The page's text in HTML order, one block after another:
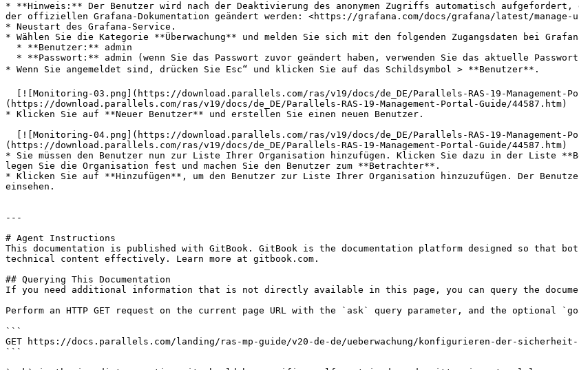
* **Hinweis:** Der Benutzer wird nach der Deaktivierung des anonymen Zugriffs automatisch aufgefordert,
der offiziellen Grafana-Dokumentation geändert werden: <https://grafana.com/docs/grafana/latest/manage-
* Neustart des Grafana-Service.
* Wählen Sie die Kategorie **Überwachung** und melden Sie sich mit den folgenden Zugangsdaten bei
* Wenn Sie angemeldet sind, drücken Sie Esc“ und klicken Sie auf das Schildsymbol > **Benutzer**.
(https://download.parallels.com/ras/v19/docs/de_DE/Parallels-RAS-19-Management-Portal-Guide/44587.htm)
* Klicken Sie auf **Neuer Benutzer** und erstellen Sie einen neuen Benutzer.
(https://download.parallels.com/ras/v19/docs/de_DE/Parallels-RAS-19-Management-Portal-Guide/44587.htm)
* Sie müssen den Benutzer nun zur Liste Ihrer Organisation hinzufügen. Klicken Sie dazu in der Liste
legen Sie die Organisation fest und machen Sie den Benutzer zum **Betrachter**.
* Klicken Sie auf **Hinzufügen**, um den Benutzer zur Liste Ihrer Organisation hinzuzufügen. Der
einsehen.
---
# Agent Instructions
This documentation is published with GitBook. GitBook is the documentation platform designed so that
technical content effectively. Learn more at gitbook.com.
## Querying This Documentation
If you need additional information that is not directly available in this page, you can query the
Perform an HTTP GET request on the current page URL with the `ask` query parameter, and the optional
```
GET https://docs.parallels.com/landing/ras-mp-guide/v20-de-de/ueberwachung/konfigurieren-der-sicherheit-
```